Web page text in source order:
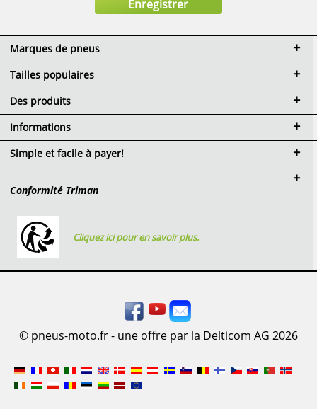
Marques de pneus
Tailles populaires
Des produits
Informations
Inscription partenaire de
Simple et facile à payer!
Conformité Triman
Cliquez ici pour en savoir plus.
© pneus-moto.fr - une offre par la Delticom AG 2026